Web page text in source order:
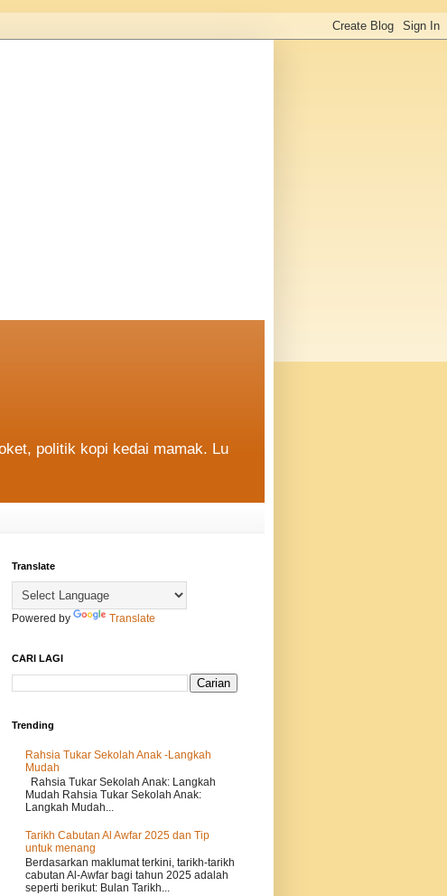
politik kopi kedai mamak. Lu
Translate
Powered by Translate
CARI LAGI
Trending
Rahsia Tukar Sekolah Anak -Langkah
Mudah
Rahsia Tukar Sekolah Anak: Langkah
Mudah Rahsia Tukar Sekolah Anak:
Langkah Mudah...
Tarikh Cabutan Al Awfar 2025 dan Tip
untuk menang
Berdasarkan maklumat terkini, tarikh-tarikh
cabutan Al-Awfar bagi tahun 2025 adalah
seperti berikut: Bulan Tarikh...